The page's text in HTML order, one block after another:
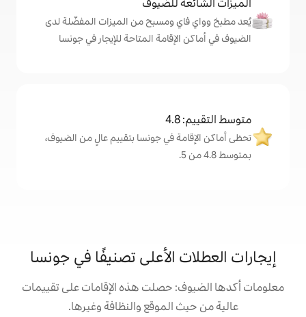
ومسبح من الميزات المفضّلة لدى
المتاحة للإيجار في جونسا
في جونسا بتقييم عالٍ من الضيوف،
الأعلى تصنيفًا في جونسا
حصلت هذه الإقامات على تقييمات
الموقع والنظافة وغيرها.